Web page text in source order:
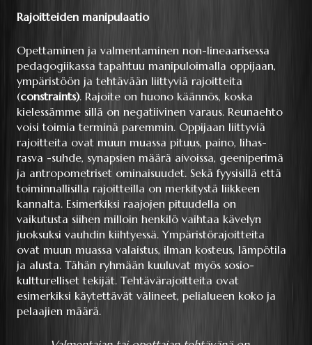
Rajoitteiden manipulaatio
Opettaminen ja valmentaminen non-lineaarisessa
pedagogiikassa tapahtuu manipuloimalla oppijaan,
ympäristöön ja tehtävään liittyviä rajoitteita
(constraints). Rajoite on huono käännös, koska
kielessämme sillä on negatiivinen varaus. Reunaehto
voisi toimia terminä paremmin. Oppijaan liittyviä
rajoitteita ovat muun muassa pituus, paino, lihas-
rasva -suhde, synapsien määrä aivoissa, geeniperimä
ja antropometriset ominaisuudet. Sekä fyysisillä että
toiminnallisilla rajoitteilla on merkitystä liikkeen
kannalta. Esimerkiksi raajojen pituudella on
vaikutusta siihen milloin henkilö vaihtaa kävelyn
juoksuksi vauhdin kiihtyessä. Ympäristörajoitteita
ovat muun muassa valaistus, ilman kosteus, lämpötila
ja alusta. Tähän ryhmään kuuluvat myös sosio-
kultturelliset tekijät. Tehtävärajoitteita ovat
esimerkiksi käytettävät välineet, pelialueen koko ja
pelaajien määrä.